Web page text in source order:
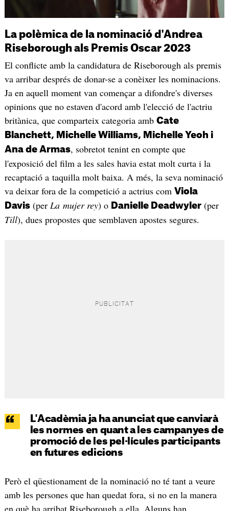
La polèmica de la nominació d'Andrea
Riseborough als Premis Oscar 2023
El conflicte amb la candidatura de Riseborough als premis
va arribar després de donar-se a conèixer les nominacions.
Ja en aquell moment van començar a difondre's diverses
opinions que no estaven d'acord amb l'elecció de l'actriu
britànica, que comparteix categoria amb Cate
Blanchett, Michelle Williams, Michelle Yeoh i
Ana de Armas, sobretot tenint en compte que
l'exposició del film a les sales havia estat molt curta i la
recaptació a taquilla molt baixa. A més, la seva nominació
va deixar fora de la competició a actrius com Viola
Davis(per La mujer rey) o Danielle Deadwyler(per
Till), dues propostes que semblaven apostes segures.
L'Acadèmia ja ha anunciat que canviarà
les normes en quant a les campanyes de
promoció de les pel·lícules participants
en futures edicions
Però el qüestionament de la nominació no té tant a veure
amb les persones que han quedat fora, si no en la manera